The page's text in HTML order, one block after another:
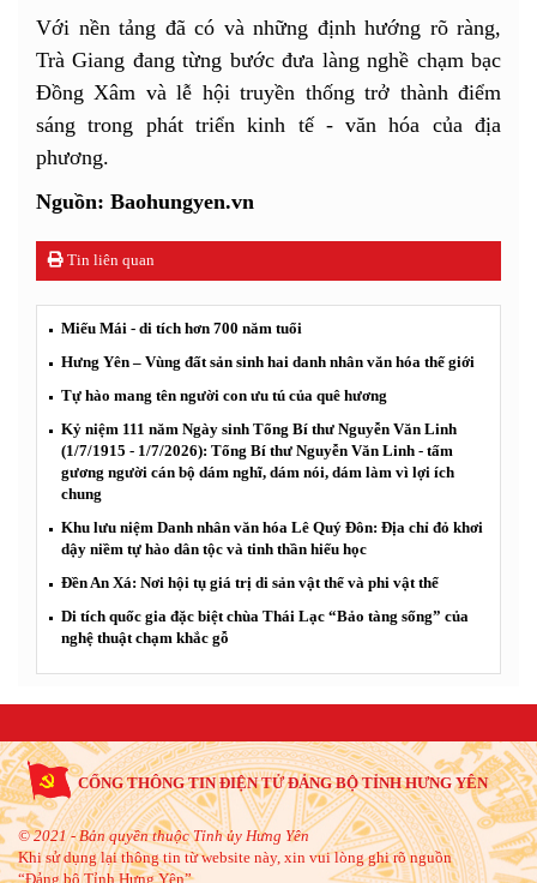
Với nền tảng đã có và những định hướng rõ ràng,
Trà Giang đang từng bước đưa làng nghề chạm bạc
Đồng Xâm và lễ hội truyền thống trở thành điểm
sáng trong phát triển kinh tế - văn hóa của địa
phương.
Nguồn: Baohungyen.vn
Tin liên quan
Miếu Mái - di tích hơn 700 năm tuổi
Hưng Yên – Vùng đất sản sinh hai danh nhân văn hóa thế giới
Tự hào mang tên người con ưu tú của quê hương
Kỷ niệm 111 năm Ngày sinh Tổng Bí thư Nguyễn Văn Linh
(1/7/1915 - 1/7/2026): Tổng Bí thư Nguyễn Văn Linh - tấm
gương người cán bộ dám nghĩ, dám nói, dám làm vì lợi ích
chung
Khu lưu niệm Danh nhân văn hóa Lê Quý Đôn: Địa chỉ đỏ khơi
dậy niềm tự hào dân tộc và tinh thần hiếu học
Đền An Xá: Nơi hội tụ giá trị di sản vật thể và phi vật thể
Di tích quốc gia đặc biệt chùa Thái Lạc “Bảo tàng sống” của
nghệ thuật chạm khắc gỗ
CỔNG THÔNG TIN ĐIỆN TỬ ĐẢNG BỘ TỈNH HƯNG YÊN
© 2021 - Bản quyền thuộc Tỉnh ủy Hưng Yên
Khi sử dụng lại thông tin từ website này, xin vui lòng ghi rõ nguồn
“Đảng bộ Tỉnh Hưng Yên”